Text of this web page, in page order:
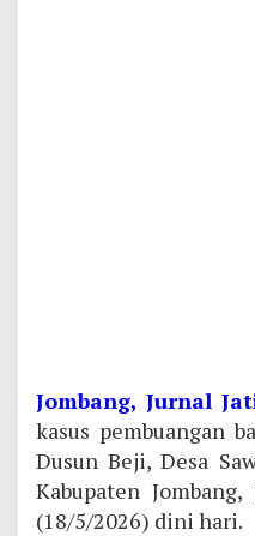
Jombang, Jurnal
kasus pembuangan
Dusun Beji, Desa
Kabupaten
(18/5/2026) dini hari.